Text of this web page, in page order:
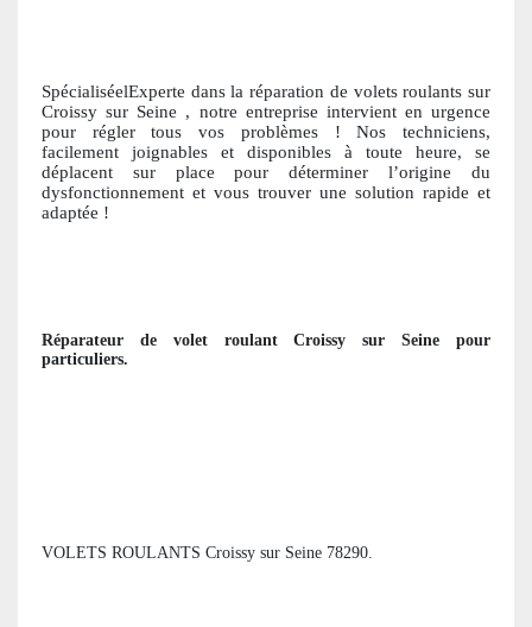
SpécialiséelExperte dans la réparation de volets roulants sur
Croissy sur Seine , notre entreprise intervient en urgence
pour régler tous vos problèmes ! Nos techniciens,
facilement joignables et disponibles à toute heure, se
déplacent sur place pour déterminer l’origine du
dysfonctionnement et vous trouver une solution rapide et
adaptée !
Réparateur de volet roulantCroissy sur Seinepour
particuliers.
VOLETS ROULANTS Croissy sur Seine 78290.